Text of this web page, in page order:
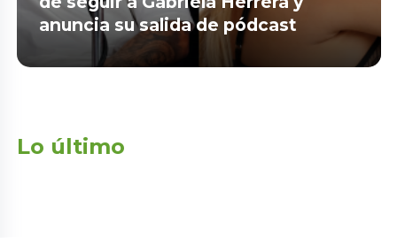
anuncia su salida de pódcast
Lo último